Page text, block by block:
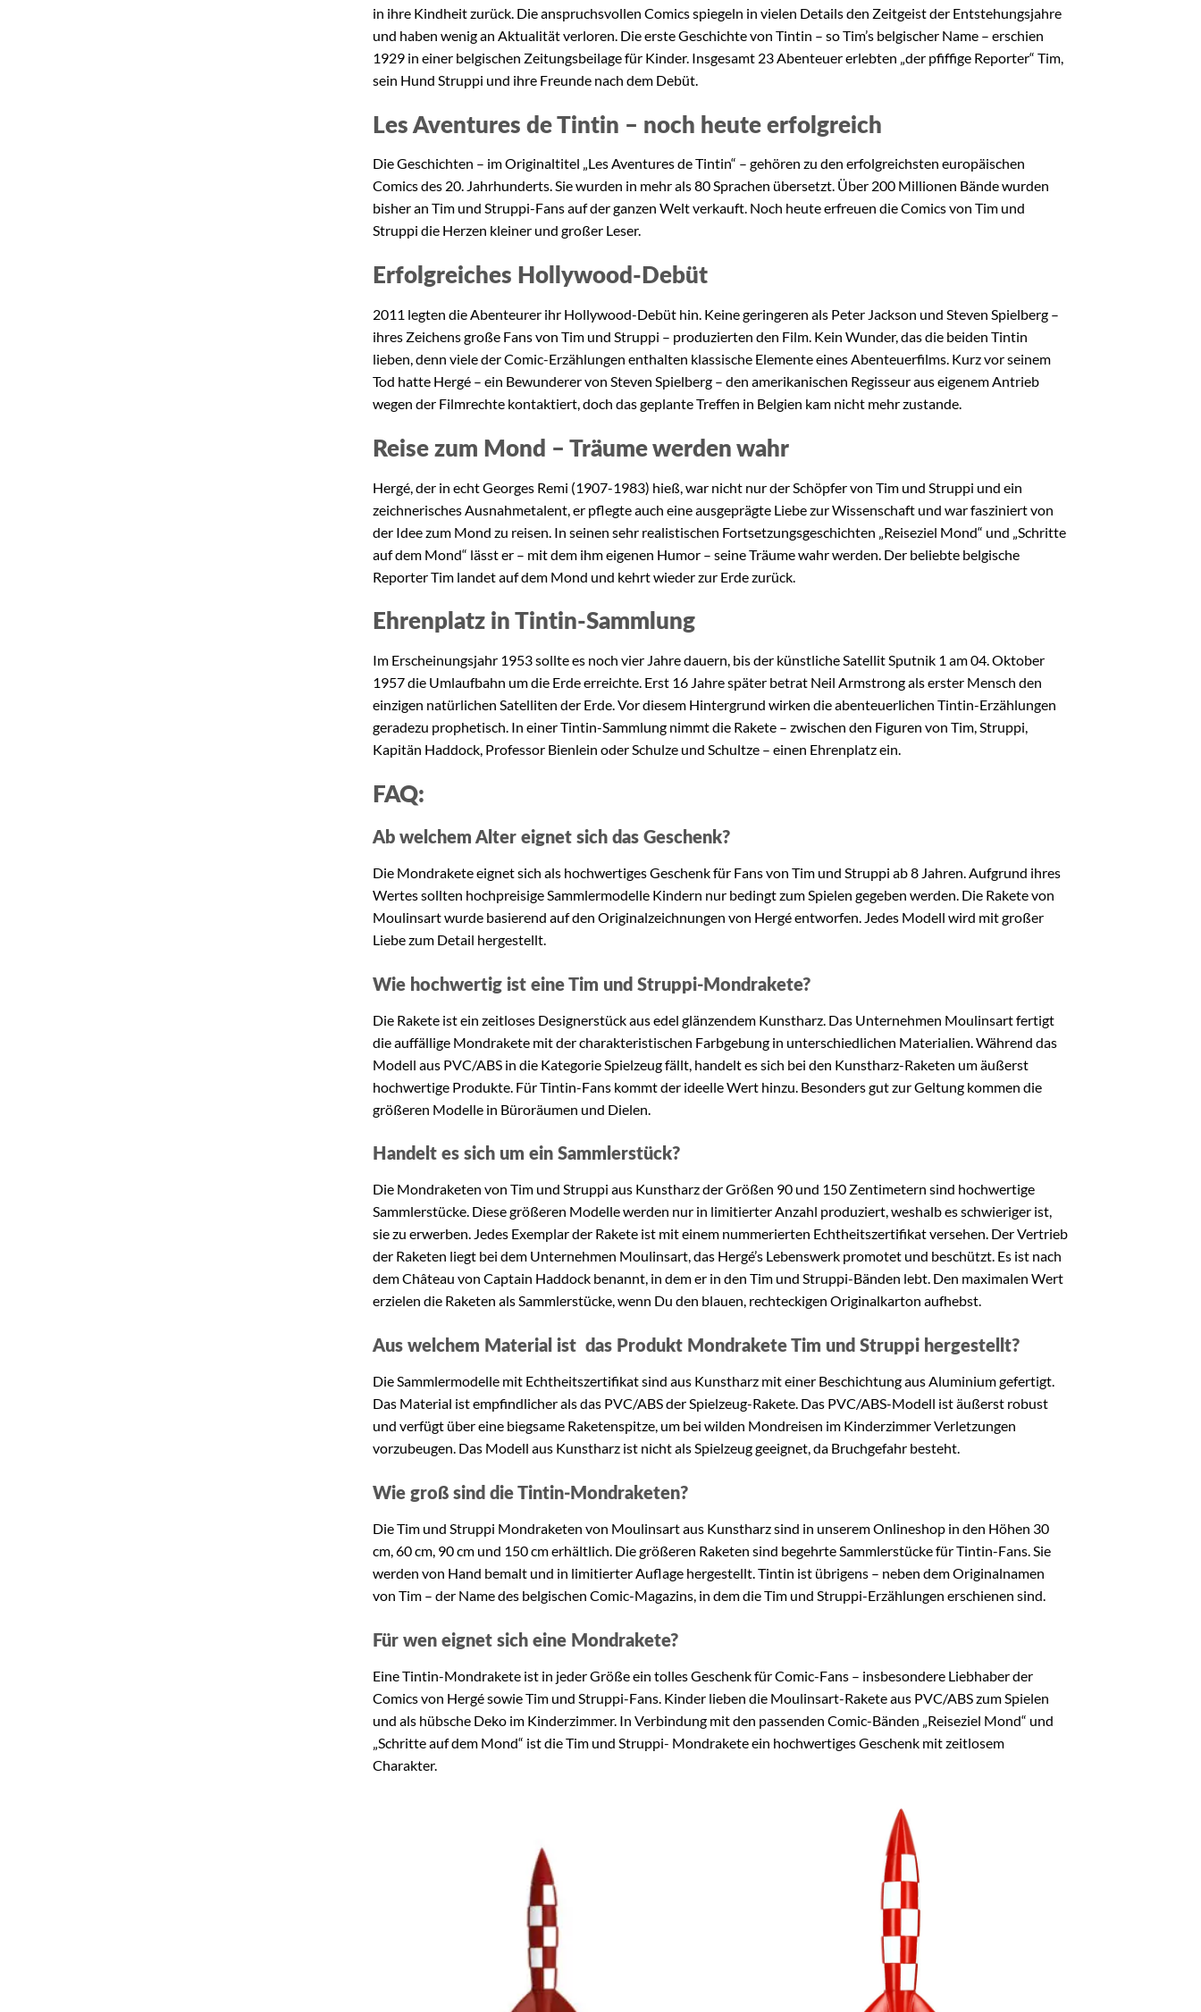
in ihre Kindheit zurück. Die anspruchsvollen Comics spiegeln in vielen Details den Zeitgeist der Entstehungsjahre
und haben wenig an Aktualität verloren. Die erste Geschichte von Tintin – so Tim’s belgischer Name – erschien
1929 in einer belgischen Zeitungsbeilage für Kinder. Insgesamt 23 Abenteuer erlebten „der pfiffige Reporter“ Tim,
sein Hund Struppi und ihre Freunde nach dem Debüt.
Les Aventures de Tintin – noch heute erfolgreich
Die Geschichten – im Originaltitel „Les Aventures de Tintin“ – gehören zu den erfolgreichsten europäischen
Comics des 20. Jahrhunderts. Sie wurden in mehr als 80 Sprachen übersetzt. Über 200 Millionen Bände wurden
bisher an Tim und Struppi-Fans auf der ganzen Welt verkauft. Noch heute erfreuen die Comics von Tim und
Struppi die Herzen kleiner und großer Leser.
Erfolgreiches Hollywood-Debüt
2011 legten die Abenteurer ihr Hollywood-Debüt hin. Keine geringeren als Peter Jackson und Steven Spielberg –
ihres Zeichens große Fans von Tim und Struppi – produzierten den Film. Kein Wunder, das die beiden Tintin
lieben, denn viele der Comic-Erzählungen enthalten klassische Elemente eines Abenteuerfilms. Kurz vor seinem
Tod hatte Hergé – ein Bewunderer von Steven Spielberg – den amerikanischen Regisseur aus eigenem Antrieb
wegen der Filmrechte kontaktiert, doch das geplante Treffen in Belgien kam nicht mehr zustande.
Reise zum Mond – Träume werden wahr
Hergé, der in echt Georges Remi (1907-1983) hieß, war nicht nur der Schöpfer von Tim und Struppi und ein
zeichnerisches Ausnahmetalent, er pflegte auch eine ausgeprägte Liebe zur Wissenschaft und war fasziniert von
der Idee zum Mond zu reisen. In seinen sehr realistischen Fortsetzungsgeschichten „Reiseziel Mond“ und „Schritte
auf dem Mond“ lässt er – mit dem ihm eigenen Humor – seine Träume wahr werden. Der beliebte belgische
Reporter Tim landet auf dem Mond und kehrt wieder zur Erde zurück.
Ehrenplatz in Tintin-Sammlung
Im Erscheinungsjahr 1953 sollte es noch vier Jahre dauern, bis der künstliche Satellit Sputnik 1 am 04. Oktober
1957 die Umlaufbahn um die Erde erreichte. Erst 16 Jahre später betrat Neil Armstrong als erster Mensch den
einzigen natürlichen Satelliten der Erde. Vor diesem Hintergrund wirken die abenteuerlichen Tintin-Erzählungen
geradezu prophetisch. In einer Tintin-Sammlung nimmt die Rakete – zwischen den Figuren von Tim, Struppi,
Kapitän Haddock, Professor Bienlein oder Schulze und Schultze – einen Ehrenplatz ein.
FAQ:
Ab welchem Alter eignet sich das Geschenk?
Die Mondrakete eignet sich als hochwertiges Geschenk für Fans von Tim und Struppi ab 8 Jahren. Aufgrund ihres
Wertes sollten hochpreisige Sammlermodelle Kindern nur bedingt zum Spielen gegeben werden. Die Rakete von
Moulinsart wurde basierend auf den Originalzeichnungen von Hergé entworfen. Jedes Modell wird mit großer
Liebe zum Detail hergestellt.
Wie hochwertig ist eine Tim und Struppi-Mondrakete?
Die Rakete ist ein zeitloses Designerstück aus edel glänzendem Kunstharz. Das Unternehmen Moulinsart fertigt
die auffällige Mondrakete mit der charakteristischen Farbgebung in unterschiedlichen Materialien. Während das
Modell aus PVC/ABS in die Kategorie Spielzeug fällt, handelt es sich bei den Kunstharz-Raketen um äußerst
hochwertige Produkte. Für Tintin-Fans kommt der ideelle Wert hinzu. Besonders gut zur Geltung kommen die
größeren Modelle in Büroräumen und Dielen.
Handelt es sich um ein Sammlerstück?
Die Mondraketen von Tim und Struppi aus Kunstharz der Größen 90 und 150 Zentimetern sind hochwertige
Sammlerstücke. Diese größeren Modelle werden nur in limitierter Anzahl produziert, weshalb es schwieriger ist,
sie zu erwerben. Jedes Exemplar der Rakete ist mit einem nummerierten Echtheitszertifikat versehen. Der Vertrieb
der Raketen liegt bei dem Unternehmen Moulinsart, das Hergé’s Lebenswerk promotet und beschützt. Es ist nach
dem Château von Captain Haddock benannt, in dem er in den Tim und Struppi-Bänden lebt. Den maximalen Wert
erzielen die Raketen als Sammlerstücke, wenn Du den blauen, rechteckigen Originalkarton aufhebst.
Aus welchem Material ist das Produkt Mondrakete Tim und Struppi hergestellt?
Die Sammlermodelle mit Echtheitszertifikat sind aus Kunstharz mit einer Beschichtung aus Aluminium gefertigt.
Das Material ist empfindlicher als das PVC/ABS der Spielzeug-Rakete. Das PVC/ABS-Modell ist äußerst robust
und verfügt über eine biegsame Raketenspitze, um bei wilden Mondreisen im Kinderzimmer Verletzungen
vorzubeugen. Das Modell aus Kunstharz ist nicht als Spielzeug geeignet, da Bruchgefahr besteht.
Wie groß sind die Tintin-Mondraketen?
Die Tim und Struppi Mondraketen von Moulinsart aus Kunstharz sind in unserem Onlineshop in den Höhen 30
cm, 60 cm, 90 cm und 150 cm erhältlich. Die größeren Raketen sind begehrte Sammlerstücke für Tintin-Fans. Sie
werden von Hand bemalt und in limitierter Auflage hergestellt. Tintin ist übrigens – neben dem Originalnamen
von Tim – der Name des belgischen Comic-Magazins, in dem die Tim und Struppi-Erzählungen erschienen sind.
Für wen eignet sich eine Mondrakete?
Eine Tintin-Mondrakete ist in jeder Größe ein tolles Geschenk für Comic-Fans – insbesondere Liebhaber der
Comics von Hergé sowie Tim und Struppi-Fans. Kinder lieben die Moulinsart-Rakete aus PVC/ABS zum Spielen
und als hübsche Deko im Kinderzimmer. In Verbindung mit den passenden Comic-Bänden „Reiseziel Mond“ und
„Schritte auf dem Mond“ ist die Tim und Struppi- Mondrakete ein hochwertiges Geschenk mit zeitlosem
Charakter.